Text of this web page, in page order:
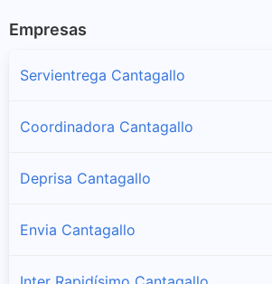
Empresas
Servientrega Cantagallo
Coordinadora Cantagallo
Deprisa Cantagallo
Envia Cantagallo